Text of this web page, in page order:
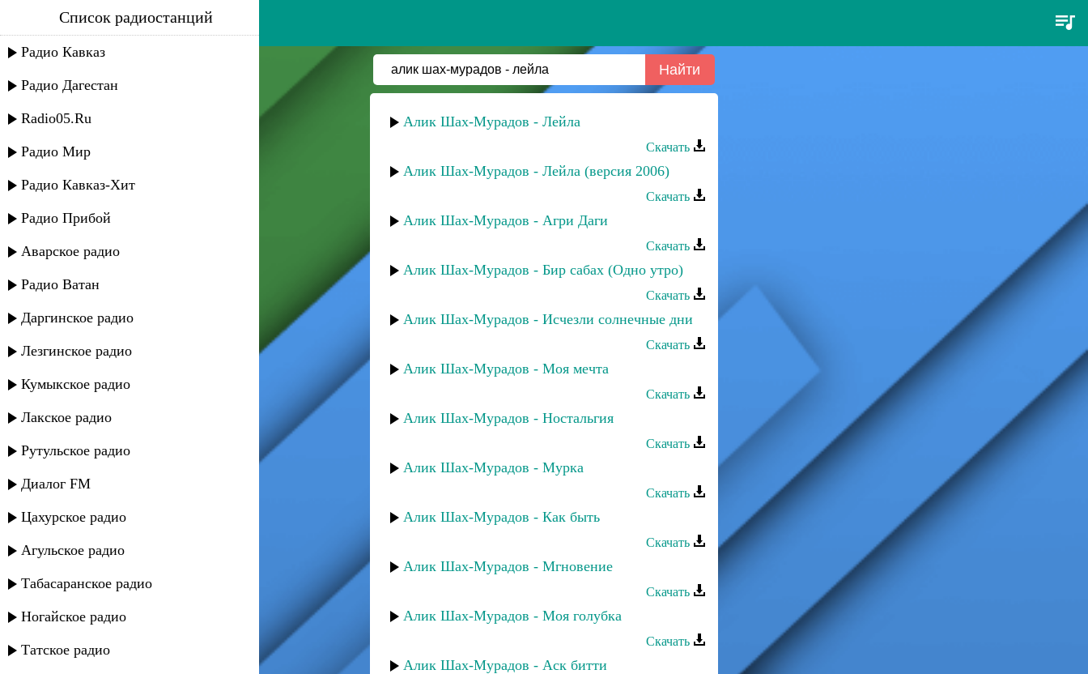
алик шах-мурадов - лейла
Список радиостанций
Радио Кавказ
Радио Дагестан
Radio05.Ru
Радио Мир
Радио Кавказ-Хит
Радио Прибой
Аварское радио
Радио Ватан
Даргинское радио
Лезгинское радио
Кумыкское радио
Лакское радио
Рутульское радио
Диалог FM
Цахурское радио
Агульское радио
Табасаранское радио
Ногайское радио
Татское радио
Алик Шах-Мурадов - Лейла
Скачать
Алик Шах-Мурадов - Лейла (версия 2006)
Скачать
Алик Шах-Мурадов - Агри Даги
Скачать
Алик Шах-Мурадов - Бир сабах (Одно утро)
Скачать
Алик Шах-Мурадов - Исчезли солнечные дни
Скачать
Алик Шах-Мурадов - Моя мечта
Скачать
Алик Шах-Мурадов - Ностальгия
Скачать
Алик Шах-Мурадов - Мурка
Скачать
Алик Шах-Мурадов - Как быть
Скачать
Алик Шах-Мурадов - Мгновение
Скачать
Алик Шах-Мурадов - Моя голубка
Скачать
Алик Шах-Мурадов - Аск битти